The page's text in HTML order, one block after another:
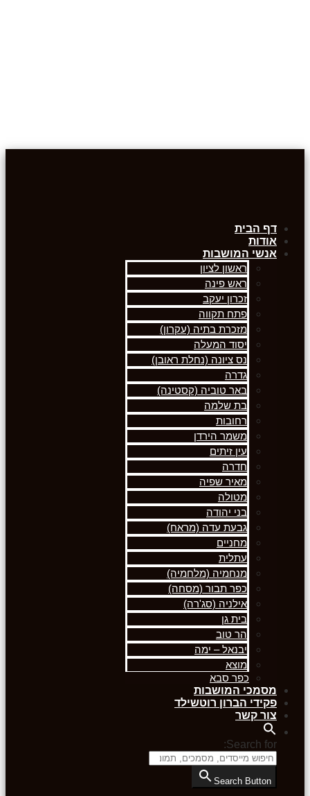
דף הבית
אודות
אנשי המושבות
ראשון לציון
ראש פינה
זכרון יעקב
פתח תקווה
מזכרת בתיה (עקרון)
יסוד המעלה
נס ציונה (נחלת ראובן)
גדרה
באר טוביה (קסטינה)
בת שלמה
רחובות
משמר הירדן
עין זיתים
חדרה
מאיר שפיה
מטולה
בני יהודה
גבעת עדה (מראח)
מחניים
עתלית
מנחמיה (מלחמיה)
כפר תבור (מסחה)
אילניה (סג'רה)
בית גן
הר טוב
יבנאל – ימה
מוצא
כפר סבא
מסמכי המושבות
פקידי הברון רוטשילד
צור קשר
Search for:
Search Button